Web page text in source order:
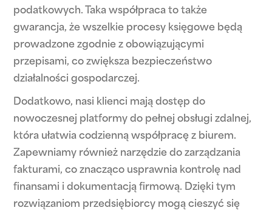
podatkowych. Taka współpraca to także
gwarancja, że wszelkie procesy księgowe będą
prowadzone zgodnie z obowiązującymi
przepisami, co zwiększa bezpieczeństwo
działalności gospodarczej.
Dodatkowo, nasi klienci mają dostęp do
nowoczesnej platformy do pełnej obsługi zdalnej,
która ułatwia codzienną współpracę z biurem.
Zapewniamy również narzędzie do zarządzania
fakturami, co znacząco usprawnia kontrolę nad
finansami i dokumentacją firmową. Dzięki tym
rozwiązaniom przedsiębiorcy mogą cieszyć się